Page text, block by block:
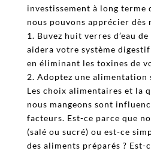
investissement à long terme
nous pouvons apprécier dès
1. Buvez huit verres d’eau
aidera votre système
en éliminant les toxines de
2. Adoptez une alimentation
Les choix alimentaires et la
nous mangeons sont
facteurs. Est-ce parce que
(salé ou sucré) ou est-ce
des aliments préparés ? Est-